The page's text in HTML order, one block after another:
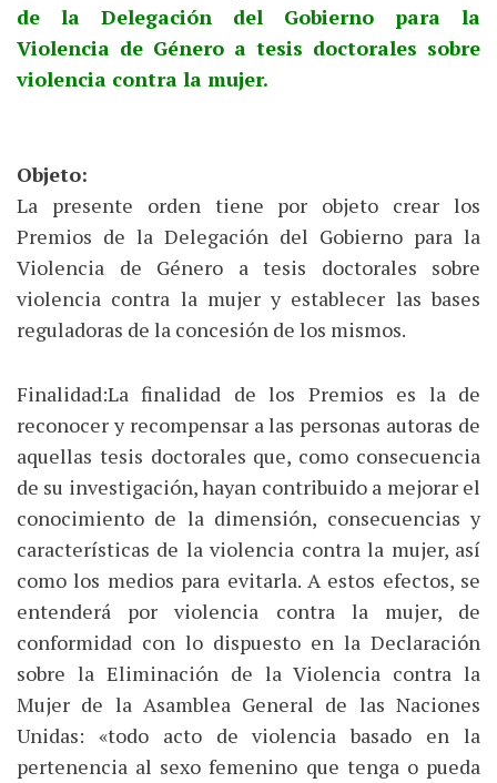
de la Delegación del Gobierno para la
Violencia de Género a tesis doctorales sobre
violencia contra la mujer.
Objeto:
La presente orden tiene por objeto crear los
Premios de la Delegación del Gobierno para la
Violencia de Género a tesis doctorales sobre
violencia contra la mujer y establecer las bases
reguladoras de la concesión de los mismos.
Finalidad:La finalidad de los Premios es la de
reconocer y recompensar a las personas autoras de
aquellas tesis doctorales que, como consecuencia
de su investigación, hayan contribuido a mejorar el
conocimiento de la dimensión, consecuencias y
características de la violencia contra la mujer, así
como los medios para evitarla. A estos efectos, se
entenderá por violencia contra la mujer, de
conformidad con lo dispuesto en la Declaración
sobre la Eliminación de la Violencia contra la
Mujer de la Asamblea General de las Naciones
Unidas: «todo acto de violencia basado en la
pertenencia al sexo femenino que tenga o pueda